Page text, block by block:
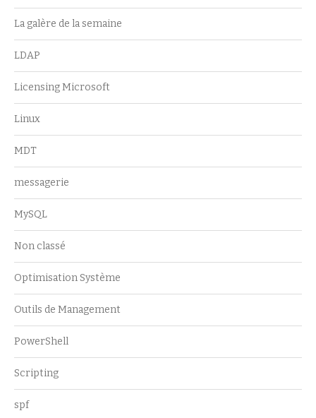
La galère de la semaine
LDAP
Licensing Microsoft
Linux
MDT
messagerie
MySQL
Non classé
Optimisation Système
Outils de Management
PowerShell
Scripting
spf